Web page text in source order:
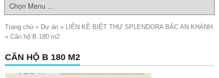
Trang chủ » Dự án » LIỀN KỀ BIỆT THỰ SPLENDORA BẮC AN KHÁNH
» Căn hộ B 180 m2
CĂN HỘ B 180 M2